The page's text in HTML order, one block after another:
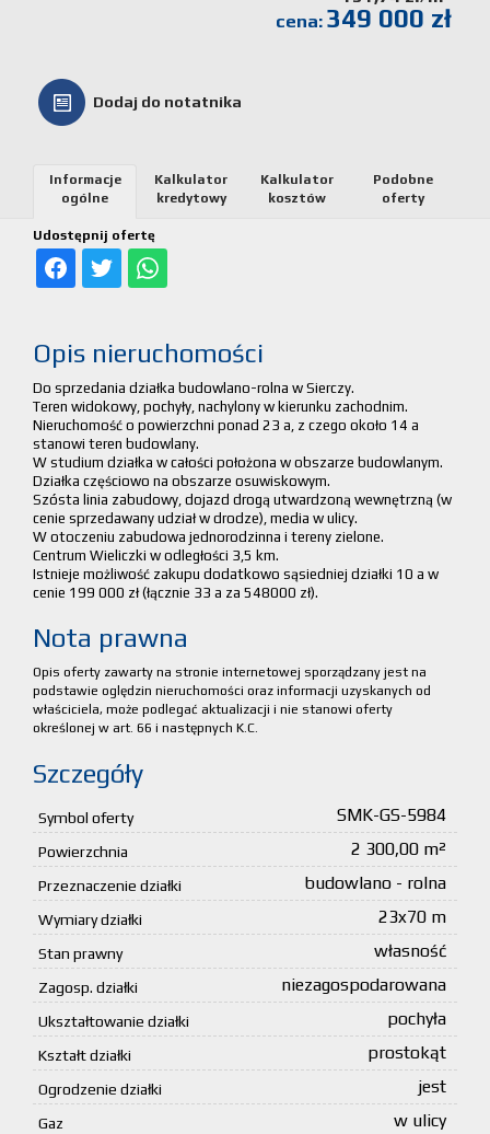
Notatnik
cena: 349 000 zł
Dodaj do notatnika
Udostępnij ofertę
Informacje
ogólne
Kalkulator
kredytowy
Kalkulator
kosztów
Podobne
oferty
Opis nieruchomości
Do sprzedania działka budowlano-rolna w Sierczy.
Teren widokowy, pochyły, nachylony w kierunku zachodnim.
Nieruchomość o powierzchni ponad 23 a, z czego około 14 a
stanowi teren budowlany.
W studium działka w całości położona w obszarze budowlanym.
Działka częściowo na obszarze osuwiskowym.
Szósta linia zabudowy, dojazd drogą utwardzoną wewnętrzną (w
cenie sprzedawany udział w drodze), media w ulicy.
W otoczeniu zabudowa jednorodzinna i tereny zielone.
Centrum Wieliczki w odległości 3,5 km.
Istnieje możliwość zakupu dodatkowo sąsiedniej działki 10 a w
cenie 199 000 zł (łącznie 33 a za 548000 zł).
Nota prawna
Opis oferty zawarty na stronie internetowej sporządzany jest na
podstawie oględzin nieruchomości oraz informacji uzyskanych od
właściciela, może podlegać aktualizacji i nie stanowi oferty
określonej w art. 66 i następnych K.C.
Szczegóły
Symbol oferty SMK-GS-5984
Powierzchnia 2 300,00 m²
Przeznaczenie działki budowlano - rolna
Wymiary działki 23x70 m
Stan prawny własność
Zagosp. działki niezagospodarowana
Ukształtowanie działki pochyła
Kształt działki prostokąt
Ogrodzenie działki jest
Gaz w ulicy